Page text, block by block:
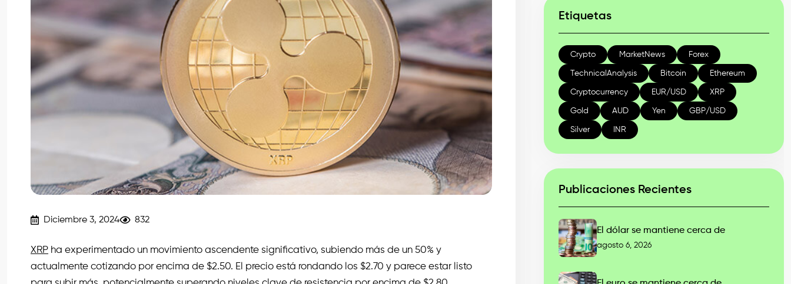
Diciembre 3, 2024 832
XRP ha experimentado un movimiento ascendente significativo, subiendo más de un 50% y
actualmente cotizando por encima de $2.50. El precio está rondando los $2.70 y parece estar listo
Etiquetas
Crypto MarketNews Forex
TechnicalAnalysis Bitcoin Ethereum
Cryptocurrency EUR/USD XRP
Gold AUD Yen GBP/USD
Silver INR
Publicaciones Recientes
El dólar se mantiene cerca de
agosto 6, 2026